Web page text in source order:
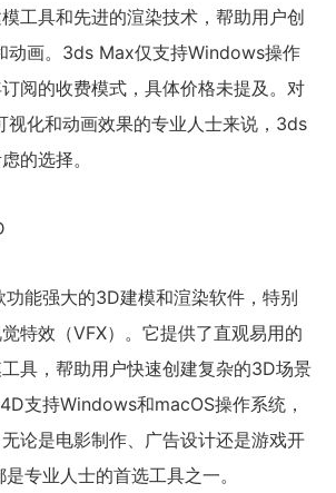
工具和先进的渲染技术，帮助用户创
动画。3ds Max仅支持Windows操作
阅的收费模式，具体价格未提及。对
视化和动画效果的专业人士来说，3ds
的选择。
能强大的3D建模和渲染软件，特别
特效（VFX）。它提供了直观易用的
具，帮助用户快速创建复杂的3D场景
支持Windows和macOS操作系统，
论是电影制作、广告设计还是游戏开
专业人士的首选工具之一。